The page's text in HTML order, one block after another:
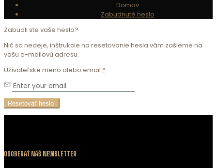
Domov
Zabudnuté heslo
Zabudli ste vaše heslo?
Nič sa nedeje, inštrukcie na resetovanie hesla vám zašleme na
vašu e-mailovú adresu.
Užívateľské meno alebo email *
ODOBERAŤ NÁŠ NEWSLETTER